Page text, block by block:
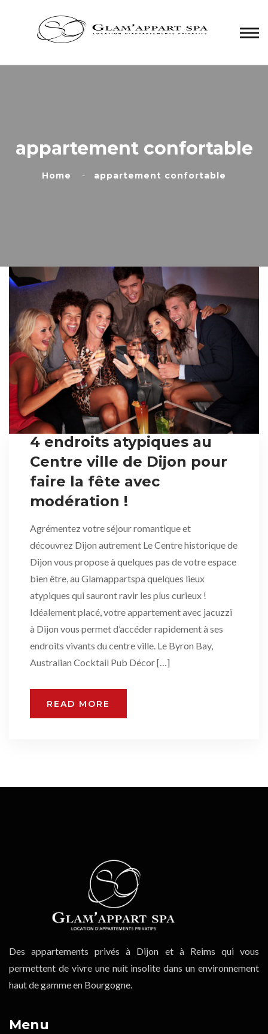
appartement confortable
Home appartement confortable
4 endroits atypiques au
Centre ville de Dijon pour
faire la fête avec
modération !
Agrémentez votre séjour romantique et
découvrez Dijon autrement Le Centre historique de
Dijon vous propose à quelques pas de votre espace
bien être, au Glamappartspa quelques lieux
atypiques qui sauront ravir les plus curieux !
Idéalement placé, votre appartement avec jacuzzi
à Dijon vous permet d’accéder rapidement à ses
endroits vivants du centre ville. Le Byron Bay,
Australian Cocktail Pub Décor […]
READ MORE
Des appartements privés à Dijon et à Reims qui vous
permettent de vivre une nuit insolite dans un environnement
haut de gamme en Bourgogne.
Menu